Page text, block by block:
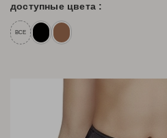
доступные цвета :
ВСЕ